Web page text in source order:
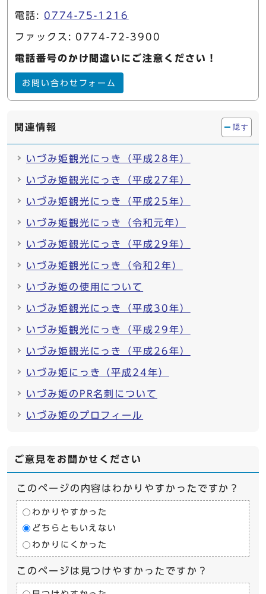
電話: 0774-75-1216
ファックス: 0774-72-3900
電話番号のかけ間違いにご注意ください！
お問い合わせフォーム
関連情報 隠す
いづみ姫観光にっき（平成28年）
いづみ姫観光にっき（平成27年）
いづみ姫観光にっき（平成25年）
いづみ姫観光にっき（令和元年）
いづみ姫観光にっき（平成29年）
いづみ姫観光にっき（令和2年）
いづみ姫の使用について
いづみ姫観光にっき（平成30年）
いづみ姫観光にっき（平成29年）
いづみ姫観光にっき（平成26年）
いづみ姫にっき（平成24年）
いづみ姫のPR名刺について
いづみ姫のプロフィール
ご意見をお聞かせください
このページの内容はわかりやすかったですか？
わかりやすかった
どちらともいえない
わかりにくかった
このページは見つけやすかったですか？